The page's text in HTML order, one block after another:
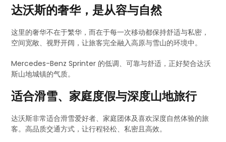
达沃斯的奢华，是从容与自然
这里的奢华不在于繁华，而在于每一次移动都保持舒适与私密，
空间宽敞、视野开阔，让旅客完全融入高原与雪山的环境中。
Mercedes-Benz Sprinter 的低调、可靠与舒适，正好契合达沃
斯山地城镇的气质。
适合滑雪、家庭度假与深度山地旅行
达沃斯非常适合滑雪爱好者、家庭团体及喜欢深度自然体验的旅
客。高品质交通方式，让行程轻松、私密且高效。